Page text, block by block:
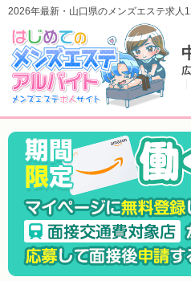
2026年最新・山口県のメンズエステ求人